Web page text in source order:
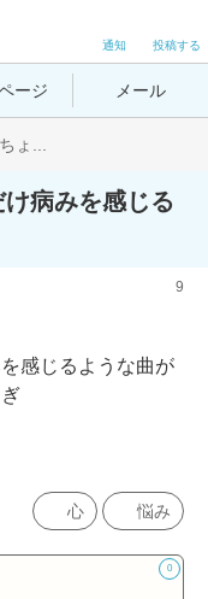
投稿する
通知
ージ メール
ょ...
病みを感じる
9
感じるような曲が
心 悩み
0